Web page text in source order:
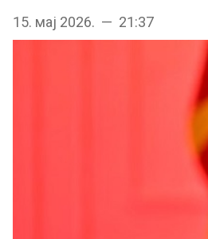
15. мај 2026. — 21:37